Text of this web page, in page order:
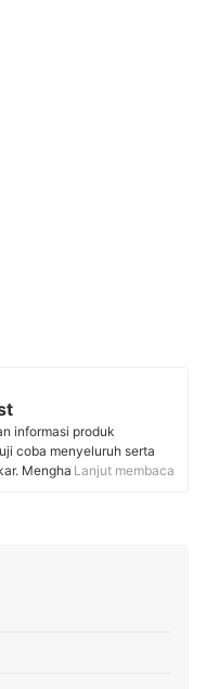
informasi produk
coba menyeluruh serta
Menghasilkan konten
Lanjut membaca